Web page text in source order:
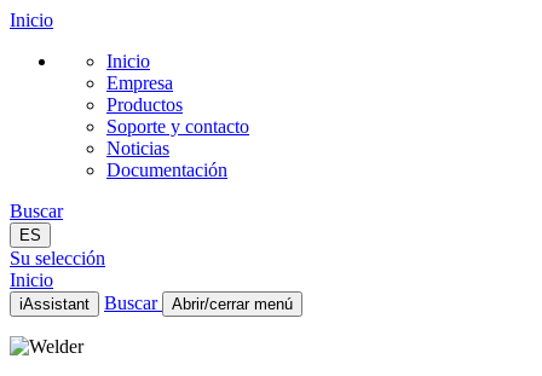
Inicio
Inicio
Empresa
Productos
Soporte y contacto
Noticias
Documentación
Buscar
ES
Su selección
Inicio
iAssistant Buscar Abrir/cerrar menú
Inicio